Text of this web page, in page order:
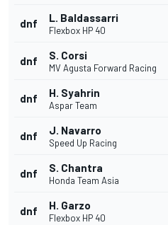
dnf L. Baldassarri
Flexbox HP 40
dnf S. Corsi
MV Agusta Forward Racing
dnf H. Syahrin
Aspar Team
dnf J. Navarro
Speed Up Racing
dnf S. Chantra
Honda Team Asia
dnf H. Garzo
Flexbox HP 40